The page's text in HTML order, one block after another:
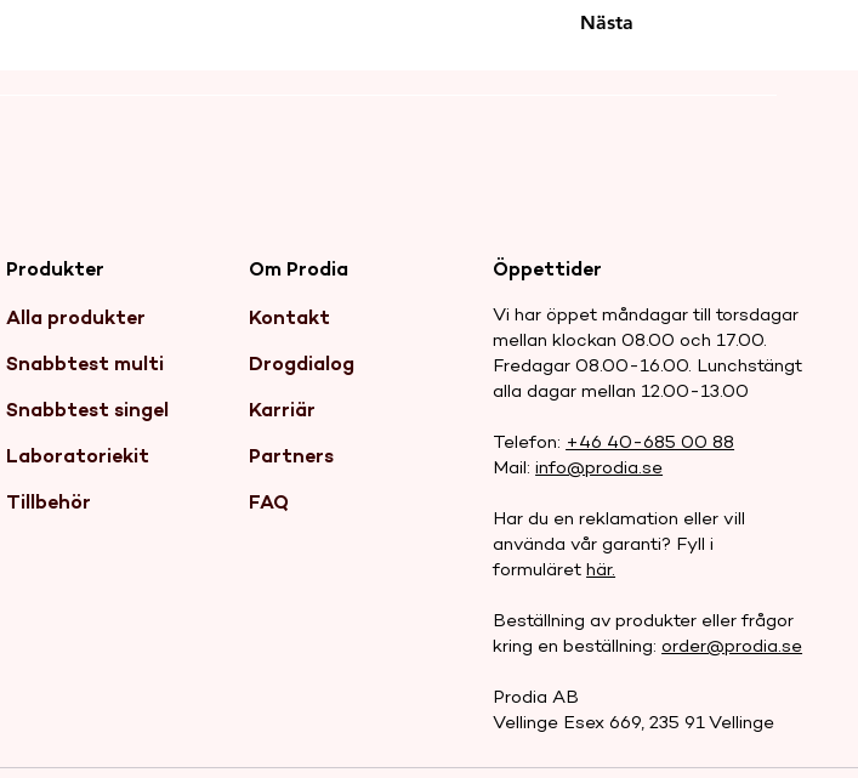
Nästa
Om Prodia
Kontakt
Drogdialog
Karriär
Partners
FAQ
Produkter
Alla produkter
Snabbtest multi
Snabbtest singel
Laboratoriekit
Tillbehör
Öppettider
Vi har öppet måndagar till torsdagar
mellan klockan 08.00 och 17.00.
Fredagar 08.00-16.00. Lunchstängt
alla dagar mellan 12.00-13.00
Telefon: +46 40-685 00 88
Mail:info@prodia.se
Har du en reklamation eller vill
använda vår garanti? Fyll i
formuläret här.
Beställning av produkter eller frågor
kring en beställning:order@prodia.se
Prodia AB
Vellinge Esex 669, 235 91 Vellinge